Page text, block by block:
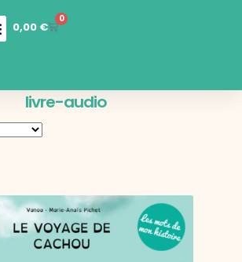
0,00 €
0
livre-audio